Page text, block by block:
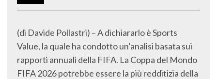
(di Davide Pollastri) – A dichiararlo è Sports
Value, la quale ha condotto un’analisi basata sui
rapporti annuali della FIFA. La Coppa del Mondo
FIFA 2026 potrebbe essere la più redditizia della